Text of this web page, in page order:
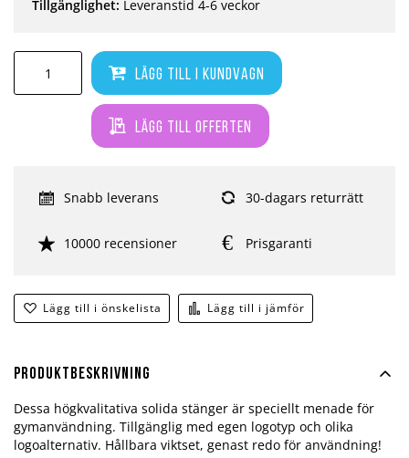
Lägg till i kundvagn
Lägg till offerten
Lägg till i önskelista Lägg till i jämför
Tillgänglighet: Leveranstid 4-6 veckor
Snabb leverans 30-dagars returrätt
10000 recensioner Prisgaranti
Produktbeskrivning
Dessa högkvalitativa solida stänger är speciellt menade för
gymanvändning. Tillgänglig med egen logotyp och olika
logoalternativ. Hållbara viktset, genast redo för användning!